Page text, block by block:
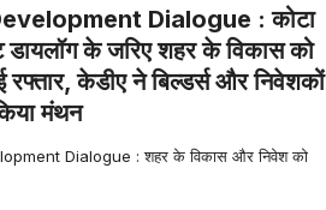
Dialogue : कोटा
के जरिए शहर के विकास को
रफ्तार, केडीए ने बिल्डर्स और निवेशकों
मंथन
Dialogue : शहर के विकास और निवेश को